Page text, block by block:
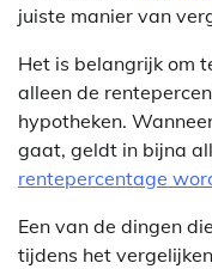
juiste manier van
Het is belangrijk om
alleen de
hypotheken.
gaat, geldt in bijna
rentepercentage
Een van de dingen
tijdens het